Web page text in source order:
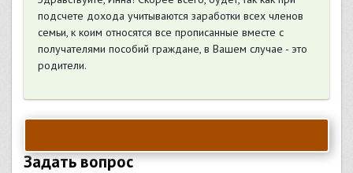
подсчете дохода учитываются заработки всех членов
семьи, к коим относятся все прописанные вместе с
получателями пособий граждане, в Вашем случае - это
родители.
Задать вопрос